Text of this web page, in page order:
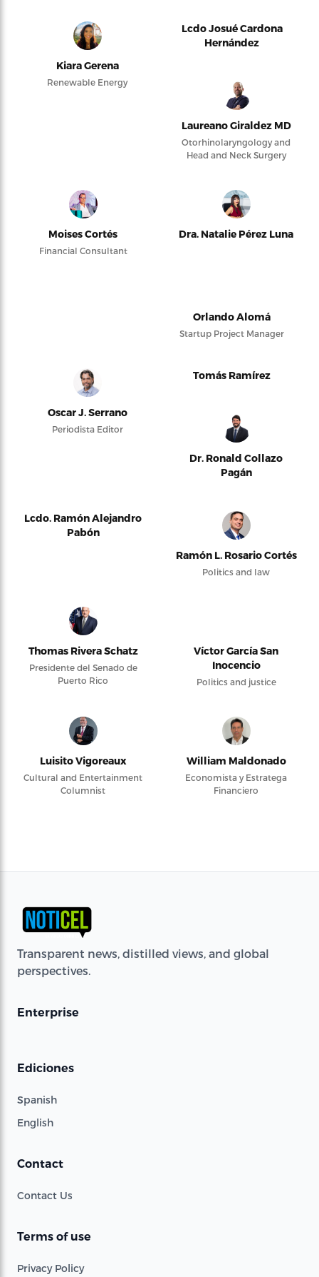
Kiara Gerena
Renewable Energy
Lcdo Josué Cardona
Hernández
Laureano Giraldez MD
Otorhinolaryngology and
Head and Neck Surgery
Moises Cortés
Financial Consultant
Dra. Natalie Pérez Luna
Orlando Alomá
Startup Project Manager
Oscar J. Serrano
Periodista Editor
Tomás Ramírez
Dr. Ronald Collazo
Pagán
Lcdo. Ramón Alejandro
Pabón
Ramón L. Rosario Cortés
Politics and law
Thomas Rivera Schatz
Presidente del Senado de
Puerto Rico
Víctor García San
Inocencio
Politics and justice
Luisito Vigoreaux
Cultural and Entertainment
Columnist
William Maldonado
Economista y Estratega
Financiero
Transparent news, distilled views, and global
perspectives.
Enterprise
Ediciones
Spanish
English
Contact
Contact Us
Terms of use
Privacy Policy